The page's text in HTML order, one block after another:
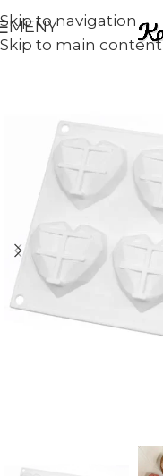
Skip to navigation
Skip to main content
MENY